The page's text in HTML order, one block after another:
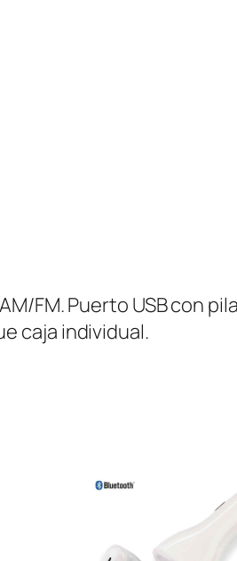
FM. Puerto USB con
caja individual.